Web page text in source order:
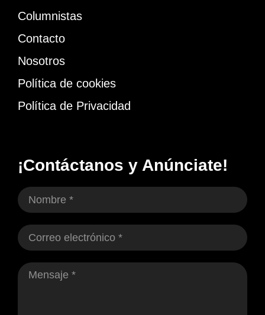
Columnistas
Contacto
Nosotros
Política de cookies
Política de Privacidad
¡Contáctanos y Anúnciate!